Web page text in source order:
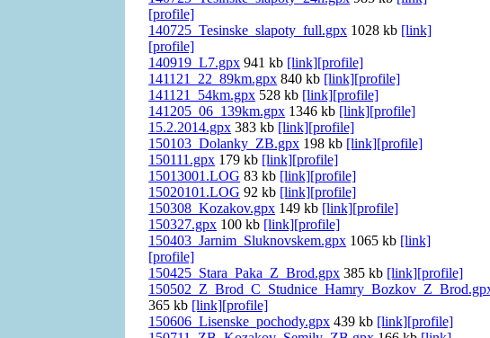
[profile]
140725_Tesinske_slapoty_full.gpx 1028 kb [link]
[profile]
140919_L7.gpx 941 kb [link][profile]
141121_22_89km.gpx 840 kb [link][profile]
141121_54km.gpx 528 kb [link][profile]
141205_06_139km.gpx 1346 kb [link][profile]
15.2.2014.gpx 383 kb [link][profile]
150103_Dolanky_ZB.gpx 198 kb [link][profile]
150111.gpx 179 kb [link][profile]
15013001.LOG 83 kb [link][profile]
15020101.LOG 92 kb [link][profile]
150308_Kozakov.gpx 149 kb [link][profile]
150327.gpx 100 kb [link][profile]
150403_Jarnim_Sluknovskem.gpx 1065 kb [link]
[profile]
150425_Stara_Paka_Z_Brod.gpx 385 kb [link][profile]
365 kb [link][profile]
150606_Lisenske_pochody.gpx 439 kb [link][profile]